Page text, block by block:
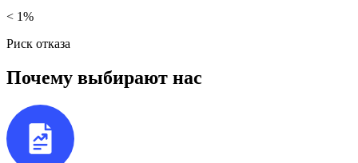
< 1%
Риск отказа
Почему выбирают нас